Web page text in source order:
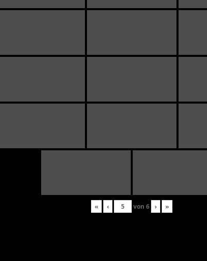
« ‹ von 6 › »